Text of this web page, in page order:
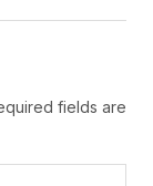
fields are